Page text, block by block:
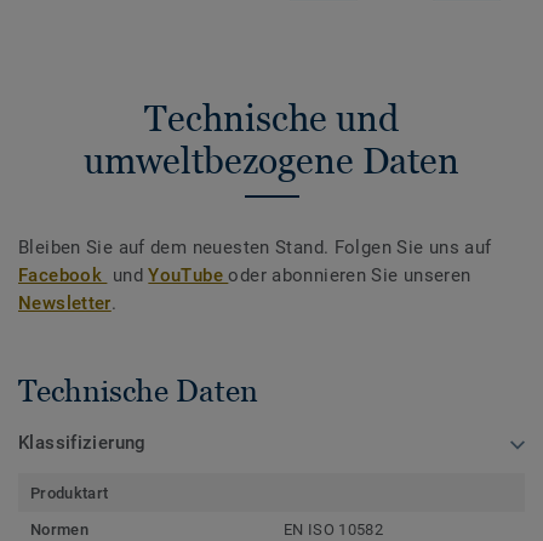
Technische und
umweltbezogene Daten
Bleiben Sie auf dem neuesten Stand. Folgen Sie uns auf
Facebook undYouTubeoder abonnieren Sie unseren
Newsletter.
Technische Daten
Klassifizierung
Produktart
Normen
EN ISO 10582